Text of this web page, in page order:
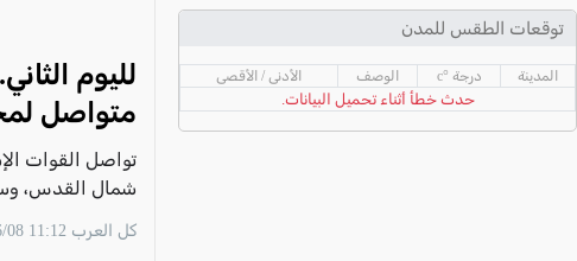
المغار والقضاء
توقعات الطقس للمدن
المدينة درجة °c الوصف الأدنى / الأقصى
حدث خطأ أثناء تحميل البيانات.
لليوم
متواصل
تواصل القوات
شمال القدس،
كل العرب 11:12 06/08